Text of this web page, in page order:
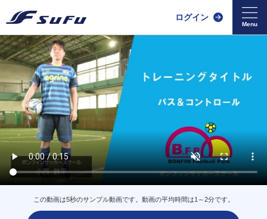
ログイン
この動画は5秒のサンプル動画です。動画の平均時間は1～2分です。